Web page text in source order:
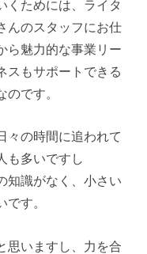
くためには、ライタ
んのスタッフにお仕
ら魅力的な事業リー
スもサポートできる
です。
々の時間に追われて
も多いですし
知識がなく、小さい
す。
思いますし、力を合